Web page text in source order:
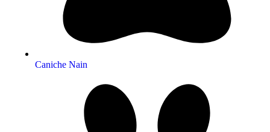
Caniche Nain